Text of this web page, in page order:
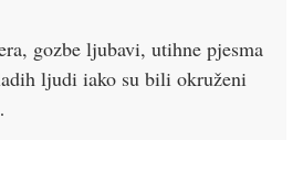
gozbe ljubavi, utihne pjesma
ljudi iako su bili okruženi